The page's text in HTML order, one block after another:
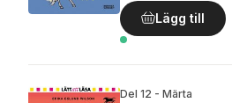
Lägg till
Del 12 - Märta